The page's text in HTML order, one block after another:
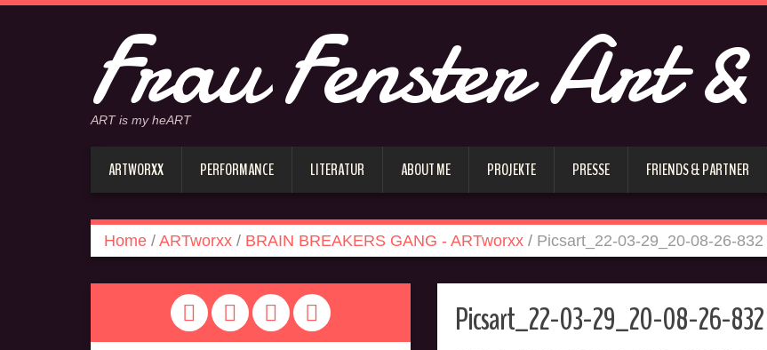
Frau Fenster Art
ART is my heART
ARTWORXX PERFORMANCE LITERATUR ABOUT ME PROJEKTE PRESSE FRIENDS & PARTNER
Home / ARTworxx / BRAIN BREAKERS GANG - ARTworxx / Picsart_22-03-29_20-08-26-832
Picsart_22-03-29_20-08-26-832